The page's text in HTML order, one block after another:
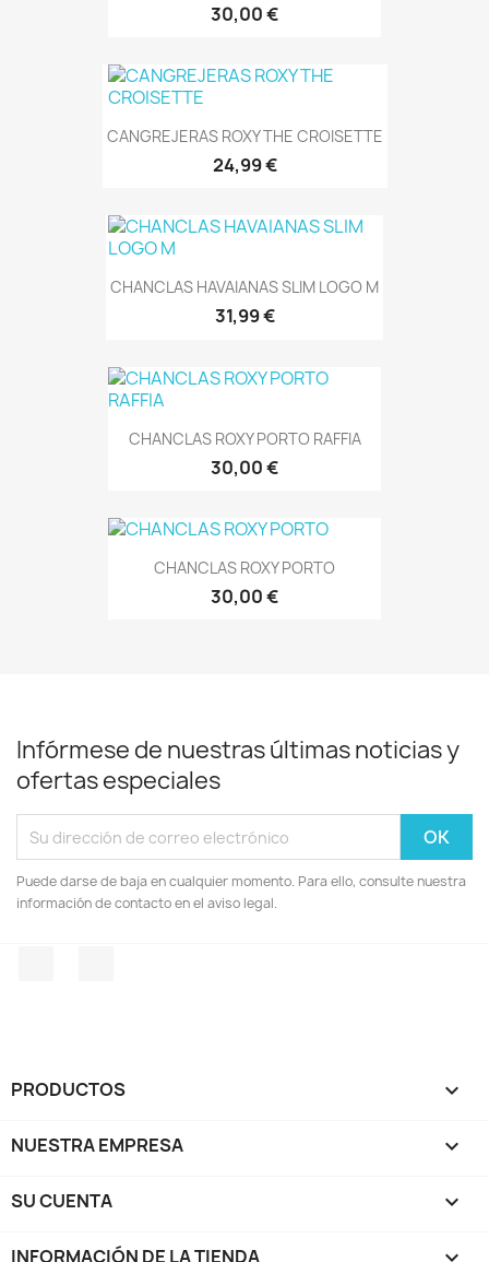
30,00 €
CANGREJERAS ROXY THE CROISETTE
24,99 €
CHANCLAS HAVAIANAS SLIM LOGO M
31,99 €
CHANCLAS ROXY PORTO RAFFIA
30,00 €
CHANCLAS ROXY PORTO
30,00 €
Infórmese de nuestras últimas noticias y
ofertas especiales
Puede darse de baja en cualquier momento. Para ello, consulte nuestra
información de contacto en el aviso legal.
PRODUCTOS 
NUESTRA EMPRESA 
SU CUENTA 
INFORMACIÓN DE LA TIENDA